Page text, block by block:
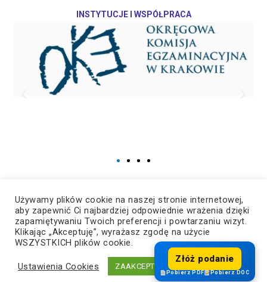
Złóż podanie
Pobierz PDF Pobierz DOC
INSTYTUCJE I WSPÓŁPRACA
© Copyright 2023, Wszelkie prawa zastrzeżone ZSzZ – Dynów
Używamy plików cookie na naszej stronie internetowej,
aby zapewnić Ci najbardziej odpowiednie wrażenia dzięki
zapamiętywaniu Twoich preferencji i powtarzaniu wizyt.
Klikając „Akceptuję”, wyrażasz zgodę na użycie
WSZYSTKICH plików cookie.
Ustawienia Cookies ZAAKCEPTUJ